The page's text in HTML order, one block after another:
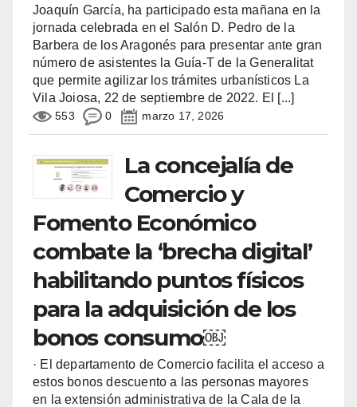
Joaquín García, ha participado esta mañana en la
jornada celebrada en el Salón D. Pedro de la
Barbera de los Aragonés para presentar ante gran
número de asistentes la Guía-T de la Generalitat
que permite agilizar los trámites urbanísticos La
Vila Joiosa, 22 de septiembre de 2022. El [...]
553 0 marzo 17, 2026
La concejalía de
Comercio y
Fomento Económico
combate la ‘brecha digital’
habilitando puntos físicos
para la adquisición de los
bonos consumo￼
· El departamento de Comercio facilita el acceso a
estos bonos descuento a las personas mayores
en la extensión administrativa de la Cala de la